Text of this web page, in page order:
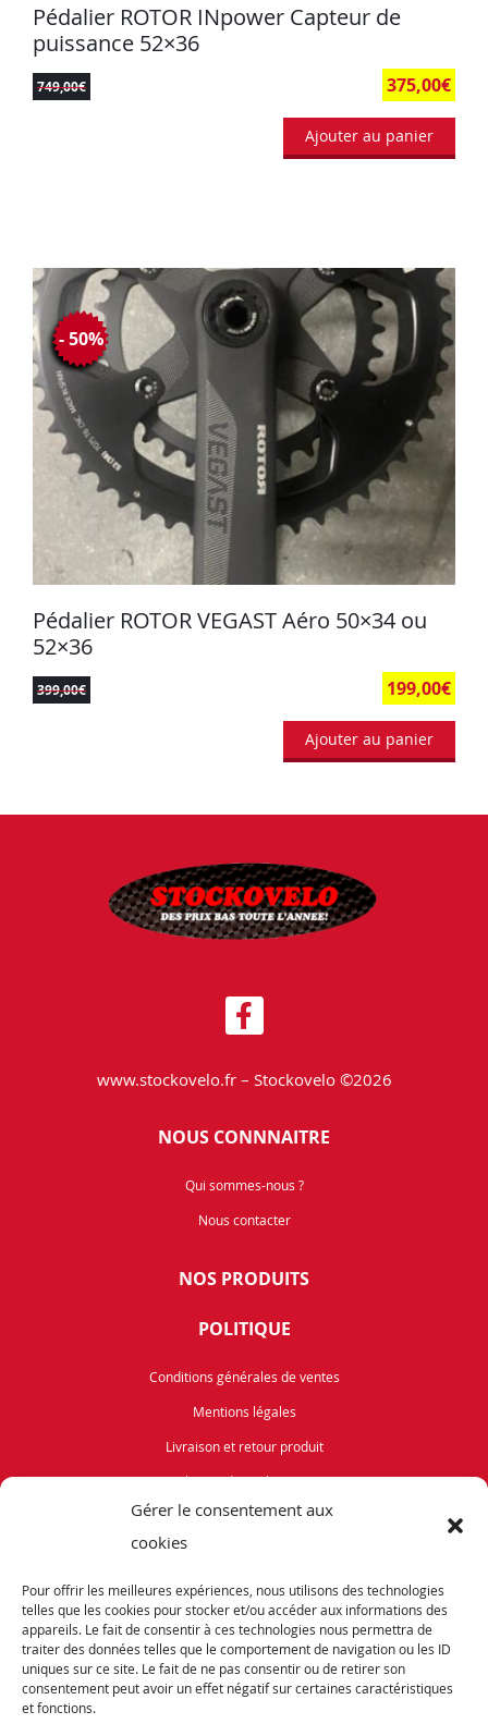
Gérer le consentement aux
cookies
Pour offrir les meilleures expériences, nous utilisons des technologies
telles que les cookies pour stocker et/ou accéder aux informations des
appareils. Le fait de consentir à ces technologies nous permettra de
traiter des données telles que le comportement de navigation ou les ID
uniques sur ce site. Le fait de ne pas consentir ou de retirer son
consentement peut avoir un effet négatif sur certaines caractéristiques
et fonctions.
Pédalier ROTOR INpower Capteur de
puissance 52×36
749,00€ 375,00€
Ajouter au panier
Pédalier ROTOR VEGAST Aéro 50×34 ou
52×36
399,00€ 199,00€
- 50%
Ajouter au panier
www.stockovelo.fr – Stockovelo ©2026
NOUS CONNNAITRE
Qui sommes-nous ?
Nous contacter
NOS PRODUITS
POLITIQUE
Conditions générales de ventes
Mentions légales
Livraison et retour produit
Politique de cookies (UE)
Occasions
ABONNEZ-VOUS
Recevez notre newsletter et tenez vous informés de nos dernières offres et